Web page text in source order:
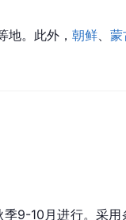
地。此外，朝鲜 、蒙
9-10月进行。采用